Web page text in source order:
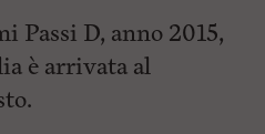
Passi D, anno 2015,
è arrivata al